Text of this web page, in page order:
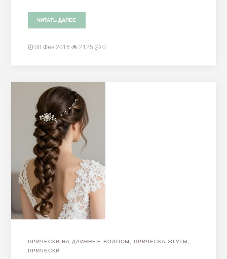
ЧИТАТЬ ДАЛЕЕ
08 Фев 2016 2125 0
ПРИЧЕСКИ НА ДЛИННЫЕ ВОЛОСЫ , ПРИЧЕСКА ЖГУТЫ ,
ПРИЧЕСКИ